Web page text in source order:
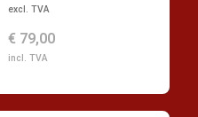
excl. TVA
€ 79,00
incl. TVA